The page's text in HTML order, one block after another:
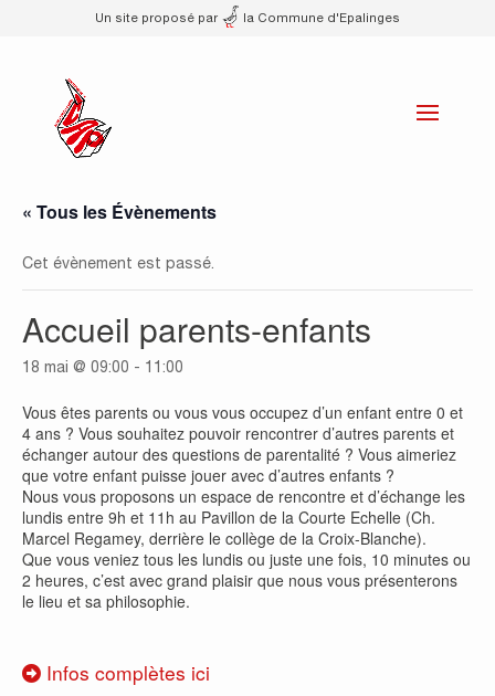
Un site proposé par la Commune d'Epalinges
« Tous les Évènements
Cet évènement est passé.
Accueil parents-enfants
18 mai @ 09:00 - 11:00
Vous êtes parents ou vous vous occupez d’un enfant entre 0 et
4 ans ? Vous souhaitez pouvoir rencontrer d’autres parents et
échanger autour des questions de parentalité ? Vous aimeriez
que votre enfant puisse jouer avec d’autres enfants ?
Nous vous proposons un espace de rencontre et d’échange les
lundis entre 9h et 11h au Pavillon de la Courte Echelle (Ch.
Marcel Regamey, derrière le collège de la Croix-Blanche).
Que vous veniez tous les lundis ou juste une fois, 10 minutes ou
2 heures, c’est avec grand plaisir que nous vous présenterons
le lieu et sa philosophie.
Infos complètes ici